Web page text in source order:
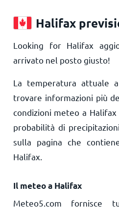
Halifax
Looking for Halifax
arrivato nel posto giusto!
La temperatura attuale
trovare informazioni più
condizioni meteo a
probabilità di
sulla pagina che
Halifax.
Il meteo a Halifax
Meteo5.com fornisce